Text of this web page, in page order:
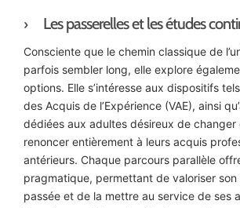
Les passerelles et les études
Consciente que le chemin classique de
parfois sembler long, elle explore
options. Elle s’intéresse aux dispositifs
des Acquis de l’Expérience (VAE), ainsi
dédiées aux adultes désireux de changer
renoncer entièrement à leurs acquis
antérieurs. Chaque parcours parallèle
pragmatique, permettant de valoriser
passée et de la mettre au service de ses